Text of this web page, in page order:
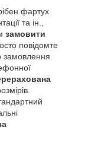
фартух
та ін.,
замовити
повідомте
замовлення